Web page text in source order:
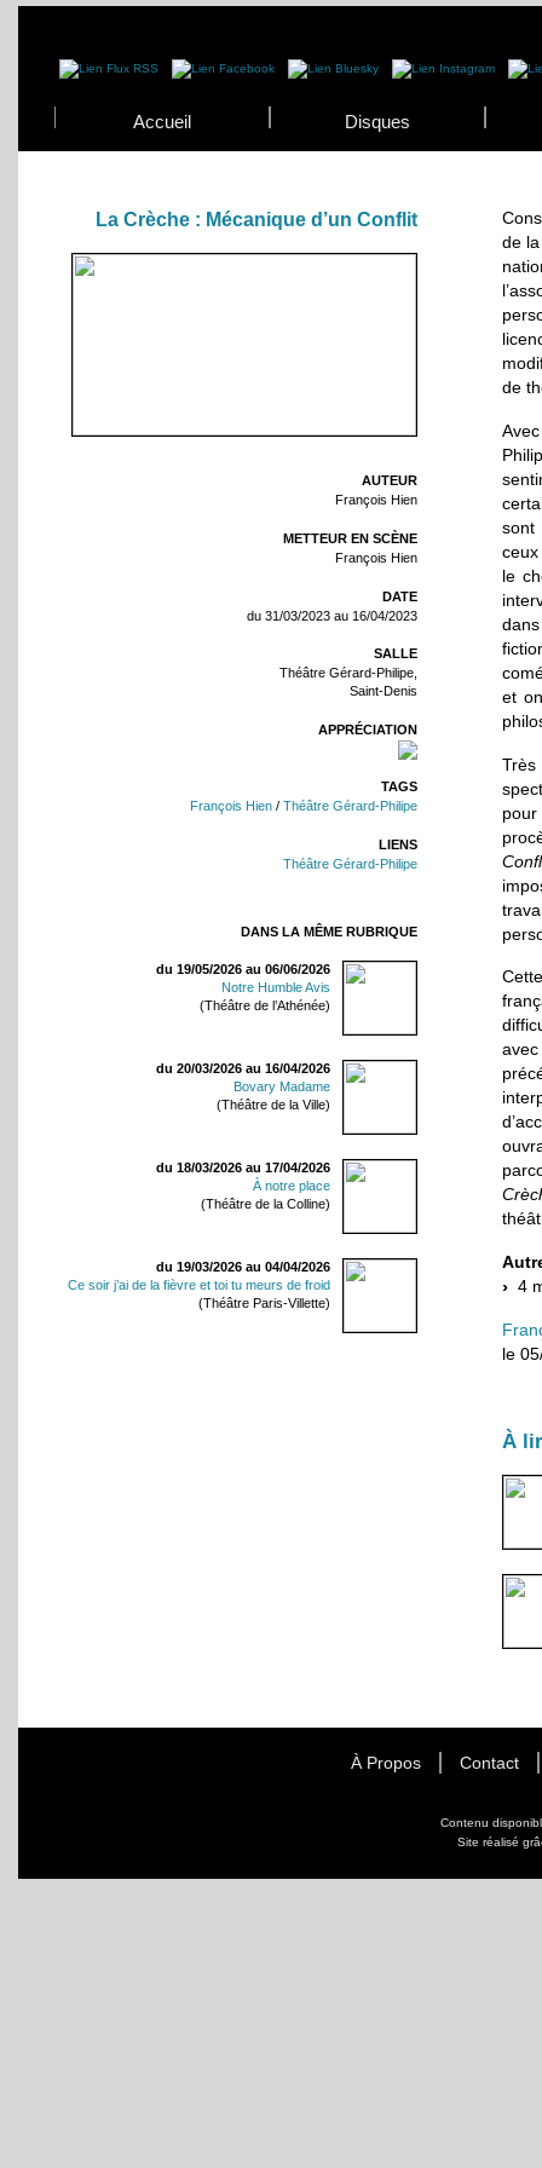
Accueil Disques
La Crèche : Mécanique d’un Conflit
AUTEUR
François Hien
METTEUR EN SCÈNE
François Hien
DATE
du 31/03/2023 au 16/04/2023
SALLE
Théâtre Gérard-Philipe,
Saint-Denis
APPRÉCIATION
TAGS
François Hien / Théâtre Gérard-Philipe
LIENS
Théâtre Gérard-Philipe
DANS LA MÊME RUBRIQUE
du 19/05/2026 au 06/06/2026
Notre Humble Avis
(Théâtre de l’Athénée)
du 20/03/2026 au 16/04/2026
Bovary Madame
(Théâtre de la Ville)
du 18/03/2026 au 17/04/2026
À notre place
(Théâtre de la Colline)
du 19/03/2026 au 04/04/2026
Ce soir j’ai de la fièvre et toi tu meurs de froid
(Théâtre Paris-Villette)
de
de
sont
le
et
pour
4
le
À
À Propos Contact
Contenu
Site réalisé